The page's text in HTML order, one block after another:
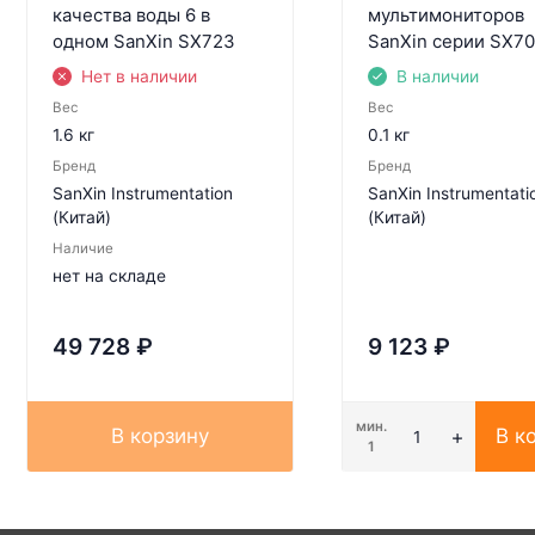
качества воды 6 в
одном SanXin SX723
Нет в наличии
Вес
1.6 кг
Бренд
SanXin Instrumentation
(Китай)
Наличие
нет на складе
49 728 ₽
В корзину
мультимониторов
SanXin серии
В наличии
Вес
0.1 кг
Бренд
SanXin
(Китай)
9 123 ₽
мин.
1
В